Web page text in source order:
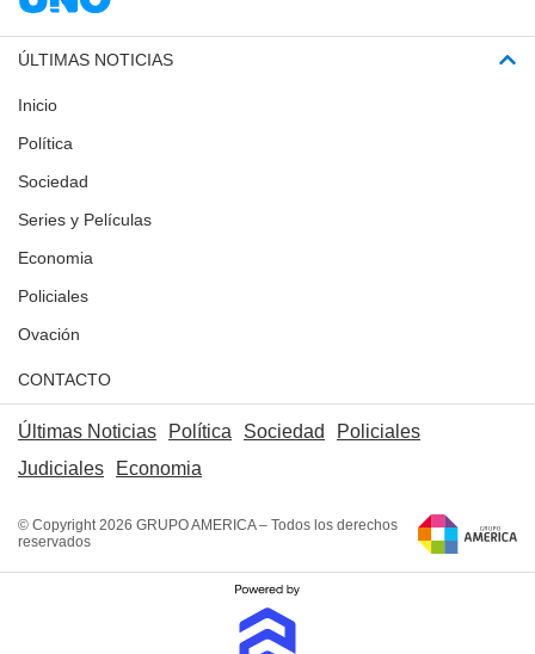
ÚLTIMAS NOTICIAS
Inicio
Política
Sociedad
Series y Películas
Economia
Policiales
Ovación
CONTACTO
Últimas Noticias Política Sociedad
Policiales
Judiciales
Economia
© Copyright 2026 GRUPO AMERICA – Todos los derechos
reservados